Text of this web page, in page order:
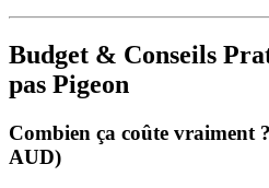
Budget & Conseils
pas Pigeon
Combien ça coûte vraiment
AUD)